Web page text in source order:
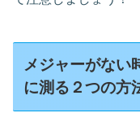
メジャーがない
に測る２つの方